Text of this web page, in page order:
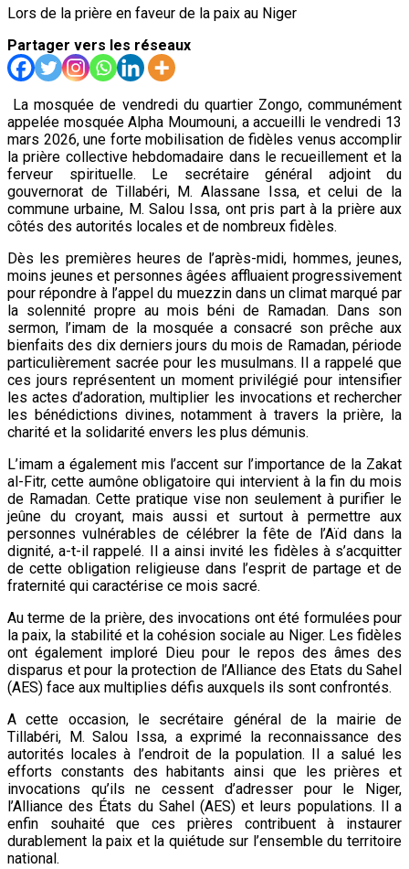
Lors de la prière en faveur de la paix au Niger
Partager vers les réseaux
La mosquée de vendredi du quartier Zongo, communément
appelée mosquée Alpha Moumouni, a accueilli le vendredi 13
mars 2026, une forte mobilisation de fidèles venus accomplir
la prière collective hebdomadaire dans le recueillement et la
ferveur spirituelle. Le secrétaire général adjoint du
gouvernorat de Tillabéri, M. Alassane Issa, et celui de la
commune urbaine, M. Salou Issa, ont pris part à la prière aux
côtés des autorités locales et de nombreux fidèles.
Dès les premières heures de l’après-midi, hommes, jeunes,
moins jeunes et personnes âgées affluaient progressivement
pour répondre à l’appel du muezzin dans un climat marqué par
la solennité propre au mois béni de Ramadan. Dans son
sermon, l’imam de la mosquée a consacré son prêche aux
bienfaits des dix derniers jours du mois de Ramadan, période
particulièrement sacrée pour les musulmans. Il a rappelé que
ces jours représentent un moment privilégié pour intensifier
les actes d’adoration, multiplier les invocations et rechercher
les bénédictions divines, notamment à travers la prière, la
charité et la solidarité envers les plus démunis.
L’imam a également mis l’accent sur l’importance de la Zakat
al-Fitr, cette aumône obligatoire qui intervient à la fin du mois
de Ramadan. Cette pratique vise non seulement à purifier le
jeûne du croyant, mais aussi et surtout à permettre aux
personnes vulnérables de célébrer la fête de l’Aïd dans la
dignité, a-t-il rappelé. Il a ainsi invité les fidèles à s’acquitter
de cette obligation religieuse dans l’esprit de partage et de
fraternité qui caractérise ce mois sacré.
Au terme de la prière, des invocations ont été formulées pour
la paix, la stabilité et la cohésion sociale au Niger. Les fidèles
ont également imploré Dieu pour le repos des âmes des
disparus et pour la protection de l’Alliance des Etats du Sahel
(AES) face aux multiplies défis auxquels ils sont confrontés.
A cette occasion, le secrétaire général de la mairie de
Tillabéri, M. Salou Issa, a exprimé la reconnaissance des
autorités locales à l’endroit de la population. Il a salué les
efforts constants des habitants ainsi que les prières et
invocations qu’ils ne cessent d’adresser pour le Niger,
l’Alliance des États du Sahel (AES) et leurs populations. Il a
enfin souhaité que ces prières contribuent à instaurer
durablement la paix et la quiétude sur l’ensemble du territoire
national.